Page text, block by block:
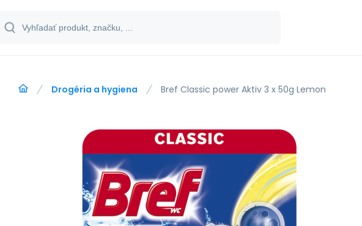
Drogéria a hygiena Bref Classic power Aktiv 3 x 50g Lemon